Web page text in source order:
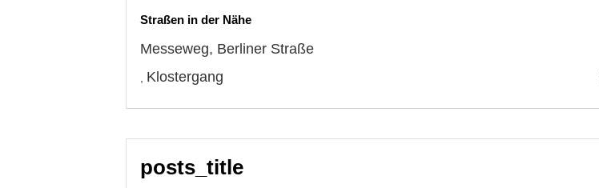
Straßen in der Nähe
Messeweg, Berliner Straße
Klostergang
posts_title